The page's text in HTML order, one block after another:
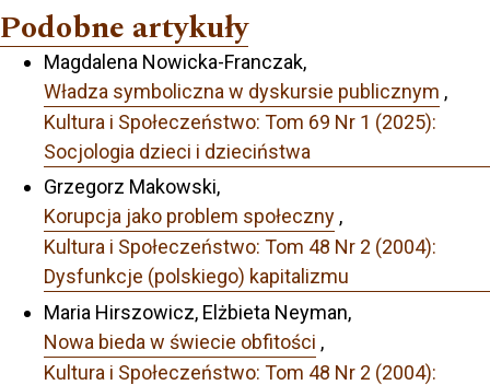
Podobne artykuły
Magdalena Nowicka-Franczak,
Władza symboliczna w dyskursie publicznym ,
Kultura i Społeczeństwo: Tom 69 Nr 1 (2025):
Socjologia dzieci i dzieciństwa
Grzegorz Makowski,
Korupcja jako problem społeczny ,
Kultura i Społeczeństwo: Tom 48 Nr 2 (2004):
Dysfunkcje (polskiego) kapitalizmu
Maria Hirszowicz, Elżbieta Neyman,
Nowa bieda w świecie obfitości ,
Kultura i Społeczeństwo: Tom 48 Nr 2 (2004):